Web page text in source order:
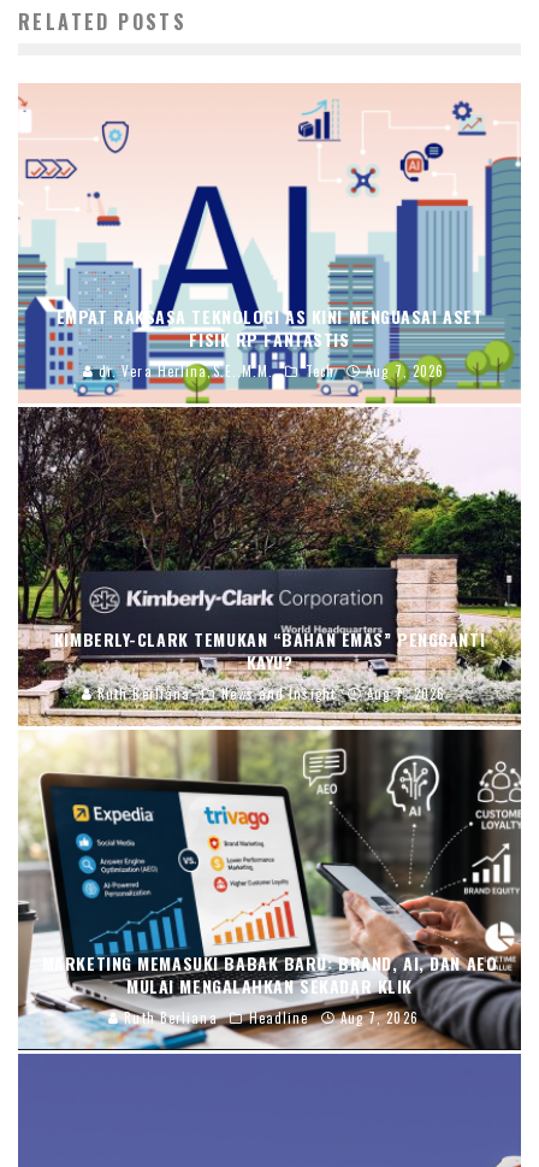
RELATED POSTS
EMPAT RAKSASA TEKNOLOGI AS KINI MENGUASAI ASET
FISIK RP FANTASTIS
dr. Vera Herlina,S.E.,M.M. Tech Aug 7, 2026
KIMBERLY-CLARK TEMUKAN “BAHAN EMAS” PENGGANTI
KAYU?
Ruth Berliana News and Insight Aug 7, 2026
MARKETING MEMASUKI BABAK BARU: BRAND, AI, DAN AEO
MULAI MENGALAHKAN SEKADAR KLIK
Ruth Berliana Headline Aug 7, 2026